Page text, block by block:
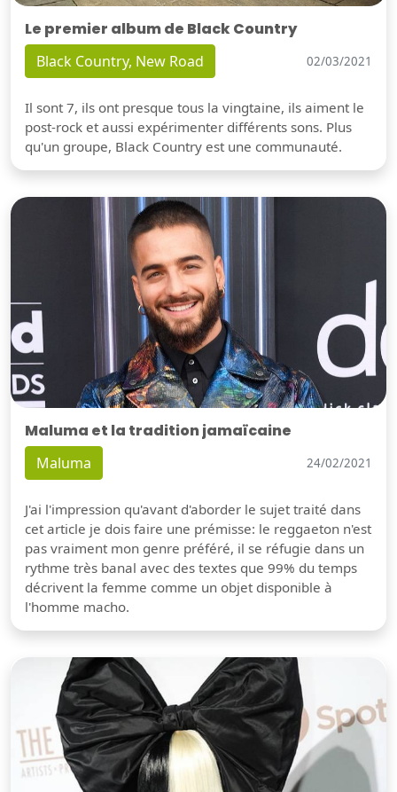
Le premier album de Black Country
Black Country, New Road 02/03/2021
Il sont 7, ils ont presque tous la vingtaine, ils aiment le
post-rock et aussi expérimenter différents sons. Plus
qu'un groupe, Black Country est une communauté.
Maluma et la tradition jamaïcaine
Maluma 24/02/2021
J'ai l'impression qu'avant d'aborder le sujet traité dans
cet article je dois faire une prémisse: le reggaeton n'est
pas vraiment mon genre préféré, il se réfugie dans un
rythme très banal avec des textes que 99% du temps
décrivent la femme comme un objet disponible à
l'homme macho.